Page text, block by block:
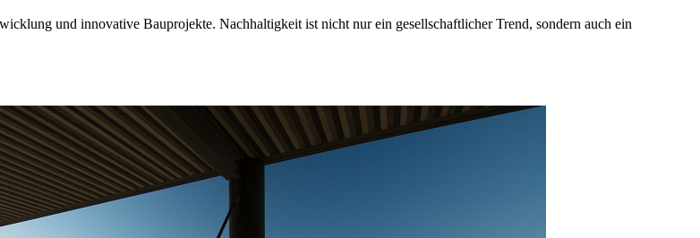
und innovative Bauprojekte. Nachhaltigkeit ist nicht nur ein gesellschaftlicher Trend, sondern auch ein